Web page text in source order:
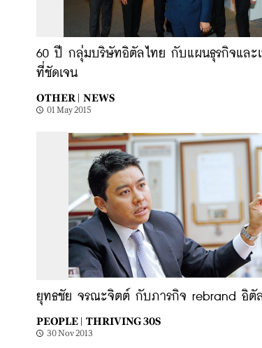
60 ปี กลุ่มบริษัทอิตัลไทย กับแผนธุรกิจและ
ที่ชัดเจน
OTHER | NEWS
01 May 2015
ยุทธชัย จรณะจิตต์ กับภารกิจ rebrand อิตั
PEOPLE | THRIVING 30S
30 Nov 2013